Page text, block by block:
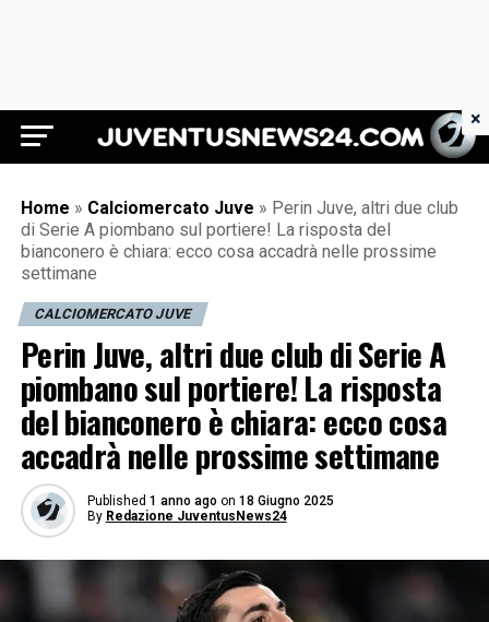
Juventus News 24
Home » Calciomercato Juve » Perin Juve, altri due club
di Serie A piombano sul portiere! La risposta del
bianconero è chiara: ecco cosa accadrà nelle prossime
settimane
CALCIOMERCATO JUVE
Perin Juve, altri due club di Serie A
piombano sul portiere! La risposta
del bianconero è chiara: ecco cosa
accadrà nelle prossime settimane
Published 1 anno ago on 18 Giugno 2025
By Redazione JuventusNews24
×